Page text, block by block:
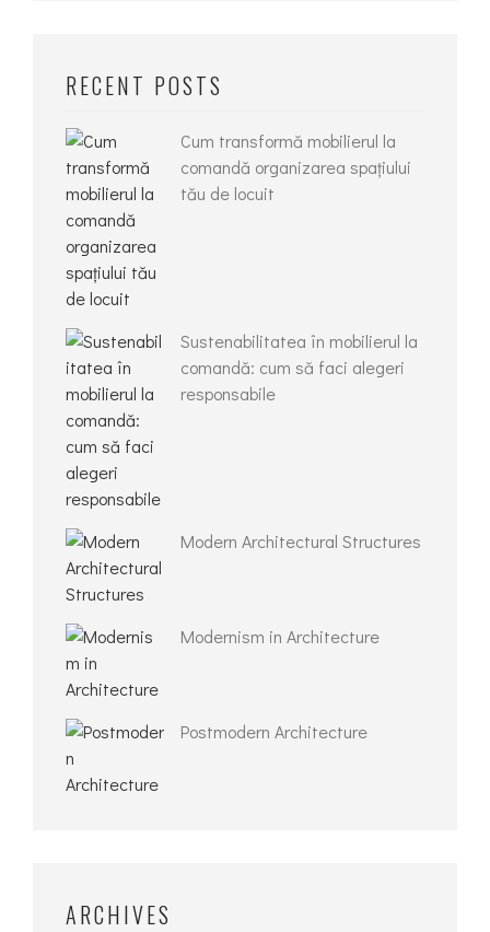
RECENT POSTS
Cum transformă mobilierul la
comandă organizarea spațiului
tău de locuit
Sustenabilitatea în mobilierul la
comandă: cum să faci alegeri
responsabile
Modern Architectural Structures
Modernism in Architecture
Postmodern Architecture
ARCHIVES